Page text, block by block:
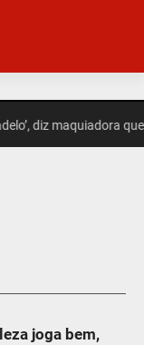
diz maquiadora
joga bem,